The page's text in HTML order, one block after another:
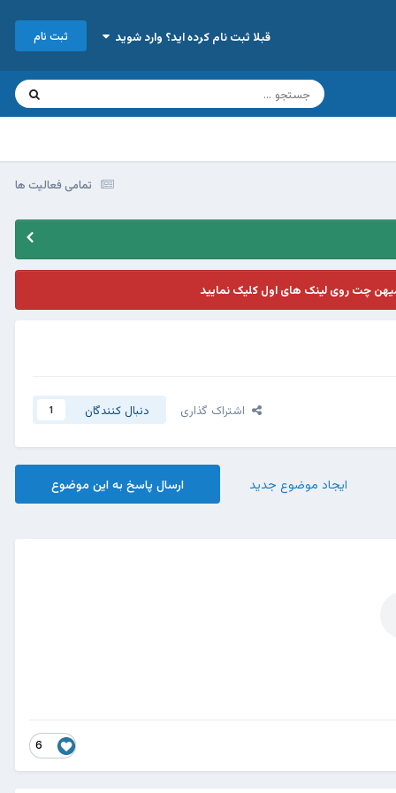
قبلا ثبت نام کرده اید؟ وارد شوید ثبت نام
تمامی فعالیت ها
چت روی لینک های اول کلیک نمایید
اشتراک گذاری دنبال کنندگان 1
ارسال پاسخ به این موضوع ایجاد موضوع جدید
6